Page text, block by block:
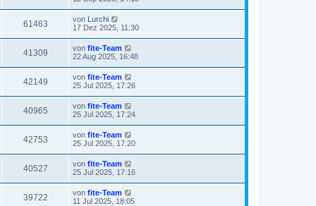
61463 von Lurchi
17 Dez 2025, 11:30
41309 von fite-Team
22 Aug 2025, 16:48
42149 von fite-Team
25 Jul 2025, 17:26
40965 von fite-Team
25 Jul 2025, 17:24
42753 von fite-Team
25 Jul 2025, 17:20
40527 von fite-Team
25 Jul 2025, 17:16
39722 von fite-Team
11 Jul 2025, 18:05